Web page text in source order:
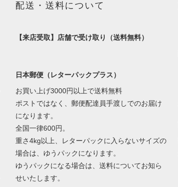
配送・送料について
【来店受取】店舗で受け取り（送料無料）
日本郵便（レターパックプラス）
お買い上げ3000円以上で送料無料
ポストではなく、郵便配達員手渡しでのお届け
になります。
全国一律600円。
重さ4kg以上、レターパックに入らないサイズの
場合は、ゆうパックになります。
ゆうパックになる場合は、送料についてお知ら
せいたします。